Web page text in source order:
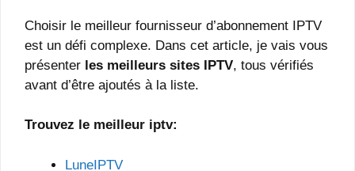
Choisir le meilleur fournisseur d’abonnement IPTV
est un défi complexe. Dans cet article, je vais vous
présenter les meilleurs sites IPTV, tous vérifiés
avant d’être ajoutés à la liste.
Trouvez le meilleur iptv:
LuneIPTV